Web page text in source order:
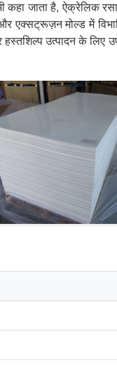
कहा जाता है, ऐक्रेलिक
एक्सट्रूज़न मोल्ड में
उत्पादन के लिए